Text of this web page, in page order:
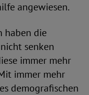
angewiesen.
haben die
senken
immer mehr
immer mehr
demografischen